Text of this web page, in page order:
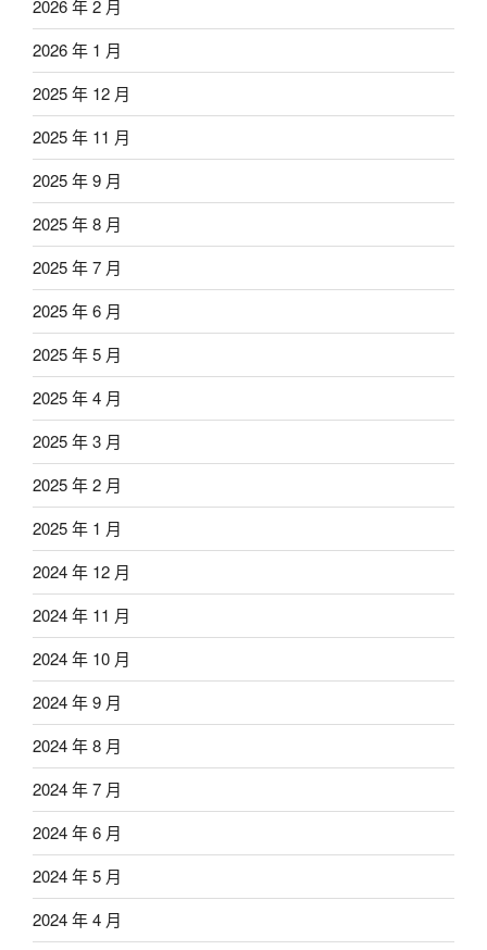
2026 年 2 月
2026 年 1 月
2025 年 12 月
2025 年 11 月
2025 年 9 月
2025 年 8 月
2025 年 7 月
2025 年 6 月
2025 年 5 月
2025 年 4 月
2025 年 3 月
2025 年 2 月
2025 年 1 月
2024 年 12 月
2024 年 11 月
2024 年 10 月
2024 年 9 月
2024 年 8 月
2024 年 7 月
2024 年 6 月
2024 年 5 月
2024 年 4 月